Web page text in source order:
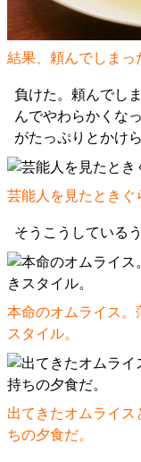
結果、頼んでしまっ
負けた。頼んでし
んでやわらかくな
がたっぷりとかけ
芸能人を見たときぐ
そうこうしている
本命のオムライス。
スタイル。
出てきたオムライ
ちの夕食だ。